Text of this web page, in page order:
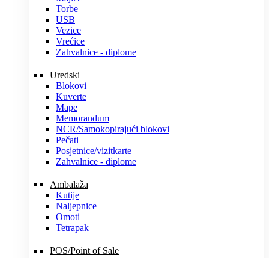
Torbe
USB
Vezice
Vrećice
Zahvalnice - diplome
Uredski
Blokovi
Kuverte
Mape
Memorandum
NCR/Samokopirajući blokovi
Pečati
Posjetnice/vizitkarte
Zahvalnice - diplome
Ambalaža
Kutije
Naljepnice
Omoti
Tetrapak
POS/Point of Sale